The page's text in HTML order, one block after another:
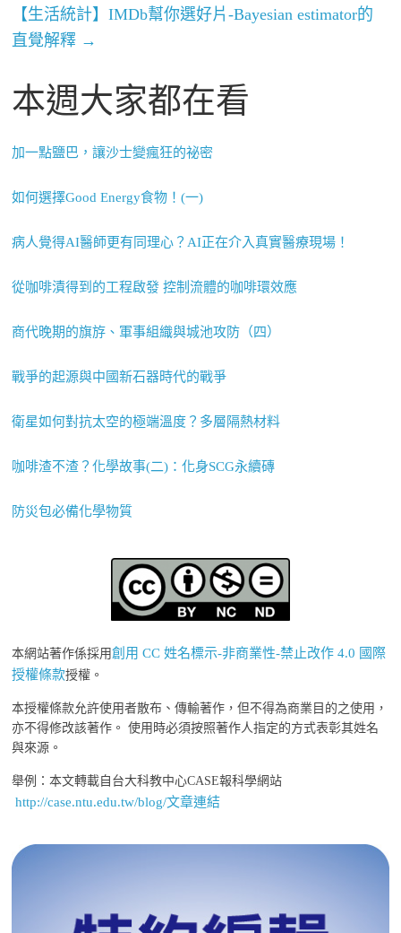
【生活統計】IMDb幫你選好片-Bayesian estimator的
直覺解釋 →
本週大家都在看
加一點鹽巴，讓沙士變瘋狂的祕密
如何選擇Good Energy食物！(一)
病人覺得AI醫師更有同理心？AI正在介入真實醫療現場！
從咖啡漬得到的工程啟發 控制流體的咖啡環效應
商代晚期的旗斿、軍事組織與城池攻防（四）
戰爭的起源與中國新石器時代的戰爭
衛星如何對抗太空的極端溫度？多層隔熱材料
咖啡渣不渣？化學故事(二)：化身SCG永續磚
防災包必備化學物質
本網站著作係採用創用 CC 姓名標示-非商業性-禁止改作 4.0 國際
授權條款授權。
本授權條款允許使用者散布、傳輸著作，但不得為商業目的之使用，
亦不得修改該著作。 使用時必須按照著作人指定的方式表彰其姓名
與來源。
舉例：本文轉載自台大科教中心CASE報科學網站
http://case.ntu.edu.tw/blog/文章連結